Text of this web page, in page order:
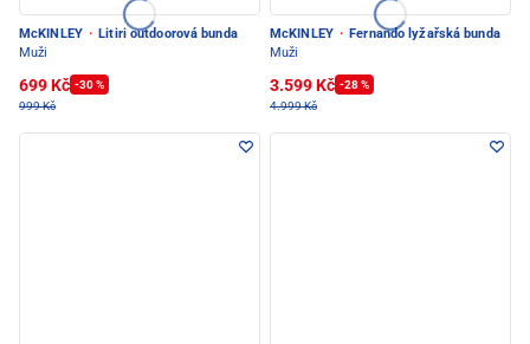
McKINLEY · Litiri outdoorová bunda
Muži
699 Kč -30 %
999 Kč
McKINLEY · Fernando lyžařská bunda
Muži
3.599 Kč -28 %
4.999 Kč